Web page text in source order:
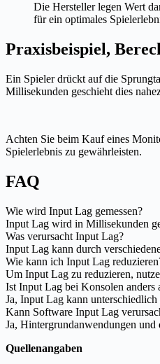
Die Hersteller legen Wert
für ein optimales
Praxisbeispiel,
Ein Spieler drückt auf die
Millisekunden geschieht dies
Achten Sie beim Kauf eines
Spielerlebnis zu gewährleisten.
FAQ
Wie wird Input Lag gemessen?
Input Lag wird in Millisekunden
Was verursacht Input Lag?
Input Lag kann durch
Wie kann ich Input Lag
Um Input Lag zu reduzieren,
Ist Input Lag bei Konsolen anders
Ja, Input Lag kann
Kann Software Input Lag
Ja, Hintergrundanwendungen
Quellenangaben